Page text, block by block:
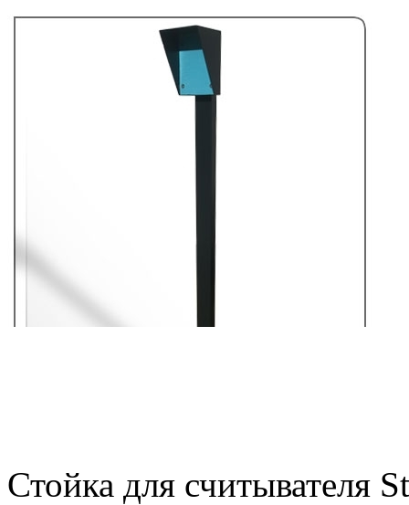
Стойка для считывателя